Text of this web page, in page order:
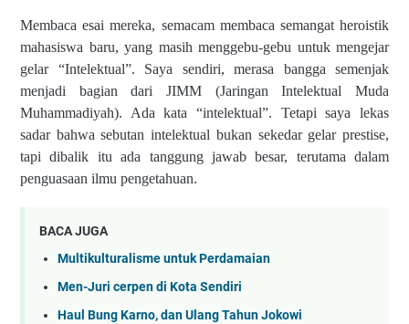
Membaca esai mereka, semacam membaca semangat heroistik
mahasiswa baru, yang masih menggebu-gebu untuk mengejar
gelar “Intelektual”. Saya sendiri, merasa bangga semenjak
menjadi bagian dari JIMM (Jaringan Intelektual Muda
Muhammadiyah). Ada kata “intelektual”. Tetapi saya lekas
sadar bahwa sebutan intelektual bukan sekedar gelar prestise,
tapi dibalik itu ada tanggung jawab besar, terutama dalam
penguasaan ilmu pengetahuan.
BACA JUGA
Multikulturalisme untuk Perdamaian
Men-Juri cerpen di Kota Sendiri
Haul Bung Karno, dan Ulang Tahun Jokowi